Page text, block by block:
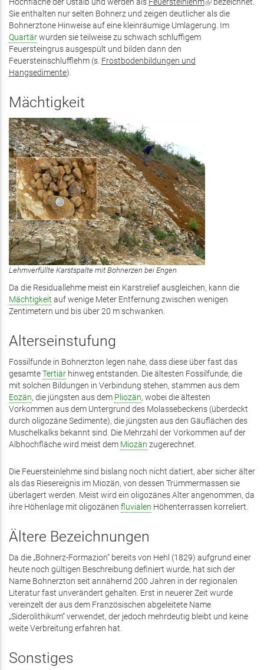
Hochfläche der Ostalb und werden als Feuersteinlehm(Link
ist
extern)
bezeichnet.
Sie enthalten nur selten Bohnerz und zeigen deutlicher als die
Bohnerztone Hinweise auf eine kleinräumige Umlagerung. Im
Quartärwurden sie teilweise zu schwach schluffigem
Feuersteingrus ausgespült und bilden dann den
Feuersteinschlufflehm (s. Frostbodenbildungen und
Hangsedimente).
Mächtigkeit
Lehmverfüllte Karstspalte mit Bohnerzen bei Engen
Da die Residuallehme meist ein Karstrelief ausgleichen, kann die
Mächtigkeit auf wenige Meter Entfernung zwischen wenigen
Zentimetern und bis über 20 m schwanken.
Alterseinstufung
Fossilfunde in Bohnerzton legen nahe, dass diese über fast das
gesamteTertiär hinweg entstanden. Die ältesten Fossilfunde, die
mit solchen Bildungen in Verbindung stehen, stammen aus dem
Eozän, die jüngsten aus dem Pliozän, wobei die ältesten
Vorkommen aus dem Untergrund des Molassebeckens (überdeckt
durch oligozäne Sedimente), die jüngsten aus den Gäuflächen des
Muschelkalks bekannt sind. Die Mehrzahl der Vorkommen auf der
Albhochfläche wird meist dem Miozän zugerechnet.
Die Feuersteinlehme sind bislang noch nicht datiert, aber sicher älter
als das Riesereignis im Miozän, von dessen Trümmermassen sie
überlagert werden. Meist wird ein oligozänes Alter angenommen, da
ihre Höhenlage mit oligozänen fluvialen Höhenterrassen korreliert.
Ältere Bezeichnungen
Da die „Bohnerz-Formazion“ bereits von Hehl (1829) aufgrund einer
heute noch gültigen Beschreibung definiert wurde, hat sich der
Name Bohnerzton seit annähernd 200 Jahren in der regionalen
Literatur fast unverändert gehalten. Erst in neuerer Zeit wurde
vereinzelt der aus dem Französischen abgeleitete Name
„Siderolithikum“ verwendet, der jedoch mehrdeutig bleibt und keine
weite Verbreitung erfahren hat.
Sonstiges